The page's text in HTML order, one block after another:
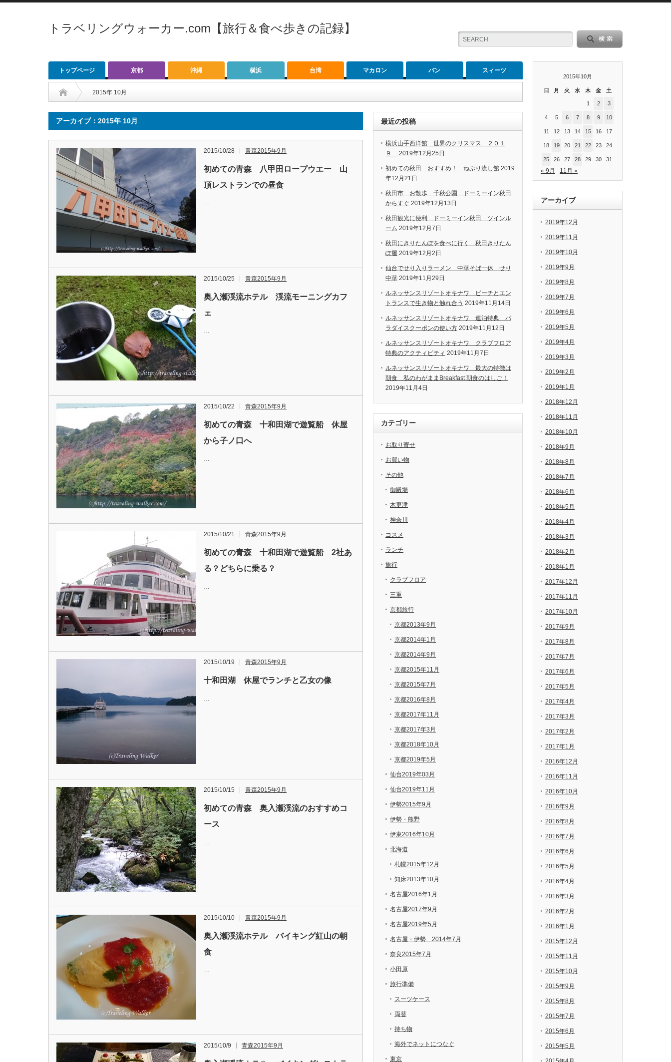
トラベリングウォーカー.com【旅行＆食べ歩きの記録】
トップページ 京都 沖縄 横浜 台湾 マカロン パン スィーツ
2015年 10月
アーカイブ：2015年 10月
2015/10/28 青森2015年9月
初めての青森 八甲田ロープウエー 山
頂レストランでの昼食
…
2015/10/25 青森2015年9月
奥入瀬渓流ホテル 渓流モーニングカフ
ェ
…
2015/10/22 青森2015年9月
初めての青森 十和田湖で遊覧船 休屋
から子ノ口へ
…
2015/10/21 青森2015年9月
初めての青森 十和田湖で遊覧船 2社あ
る？どちらに乗る？
…
2015/10/19 青森2015年9月
十和田湖 休屋でランチと乙女の像
…
2015/10/15 青森2015年9月
初めての青森 奥入瀬渓流のおすすめコ
ース
…
2015/10/10 青森2015年9月
奥入瀬渓流ホテル バイキング紅山の朝
食
…
2015/10/9 青森2015年9月
最近の投稿
横浜山手西洋館 世界のクリスマス ２０１
９
2019年12月25日
初めての秋田 おすすめ！ ねぶり流し館 2019
年12月21日
秋田市 お散歩 千秋公園 ドーミーイン秋田
からすぐ 2019年12月13日
秋田観光に便利 ドーミーイン秋田 ツインル
ーム 2019年12月7日
秋田にきりたんぽを食べに行く 秋田きりたん
ぽ屋 2019年12月2日
仙台でせり入りラーメン 中華そば一休 せり
中華 2019年11月29日
ルネッサンスリゾートオキナワ ビーチとエン
トランスで生き物と触れ合う 2019年11月14日
ルネッサンスリゾートオキナワ 連泊特典 パ
ラダイスクーポンの使い方 2019年11月12日
ルネッサンスリゾートオキナワ クラブフロア
特典のアクティビティ 2019年11月7日
ルネッサンスリゾートオキナワ 最大の特徴は
朝食 私のわがままBreakfast 朝食のはしご！
2019年11月4日
カテゴリー
お取り寄せ
お買い物
その他
御殿場
木更津
神奈川
コスメ
ランチ
旅行
クラブフロア
三重
京都旅行
京都2013年9月
京都2014年1月
京都2014年9月
京都2015年11月
京都2015年7月
京都2016年8月
京都2017年11月
京都2017年3月
京都2018年10月
京都2019年5月
仙台2019年03月
仙台2019年11月
伊勢2015年9月
伊勢・熊野
伊東2016年10月
北海道
札幌2015年12月
知床2013年10月
名古屋2016年1月
名古屋2017年9月
名古屋2019年5月
名古屋・伊勢 2014年7月
奈良2015年7月
小田原
旅行準備
スーツケース
両替
持ち物
海外でネットにつなぐ
東京
2015年10月
日 月 火 水 木 金 土
1 2 3
4 5 6 7 8 9 10
11 12 13 14 15 16 17
18 19 20 21 22 23 24
25 26 27 28 29 30 31
« 9月 11月 »
アーカイブ
2019年12月
2019年11月
2019年10月
2019年9月
2019年8月
2019年7月
2019年6月
2019年5月
2019年4月
2019年3月
2019年2月
2019年1月
2018年12月
2018年11月
2018年10月
2018年9月
2018年8月
2018年7月
2018年6月
2018年5月
2018年4月
2018年3月
2018年2月
2018年1月
2017年12月
2017年11月
2017年10月
2017年9月
2017年8月
2017年7月
2017年6月
2017年5月
2017年4月
2017年3月
2017年2月
2017年1月
2016年12月
2016年11月
2016年10月
2016年9月
2016年8月
2016年7月
2016年6月
2016年5月
2016年4月
2016年3月
2016年2月
2016年1月
2015年12月
2015年11月
2015年10月
2015年9月
2015年8月
2015年7月
2015年6月
2015年5月